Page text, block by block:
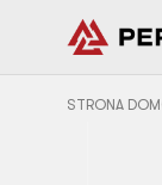
STRONA